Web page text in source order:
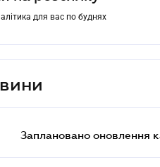
для вас по буднях
Заплановано оновлення